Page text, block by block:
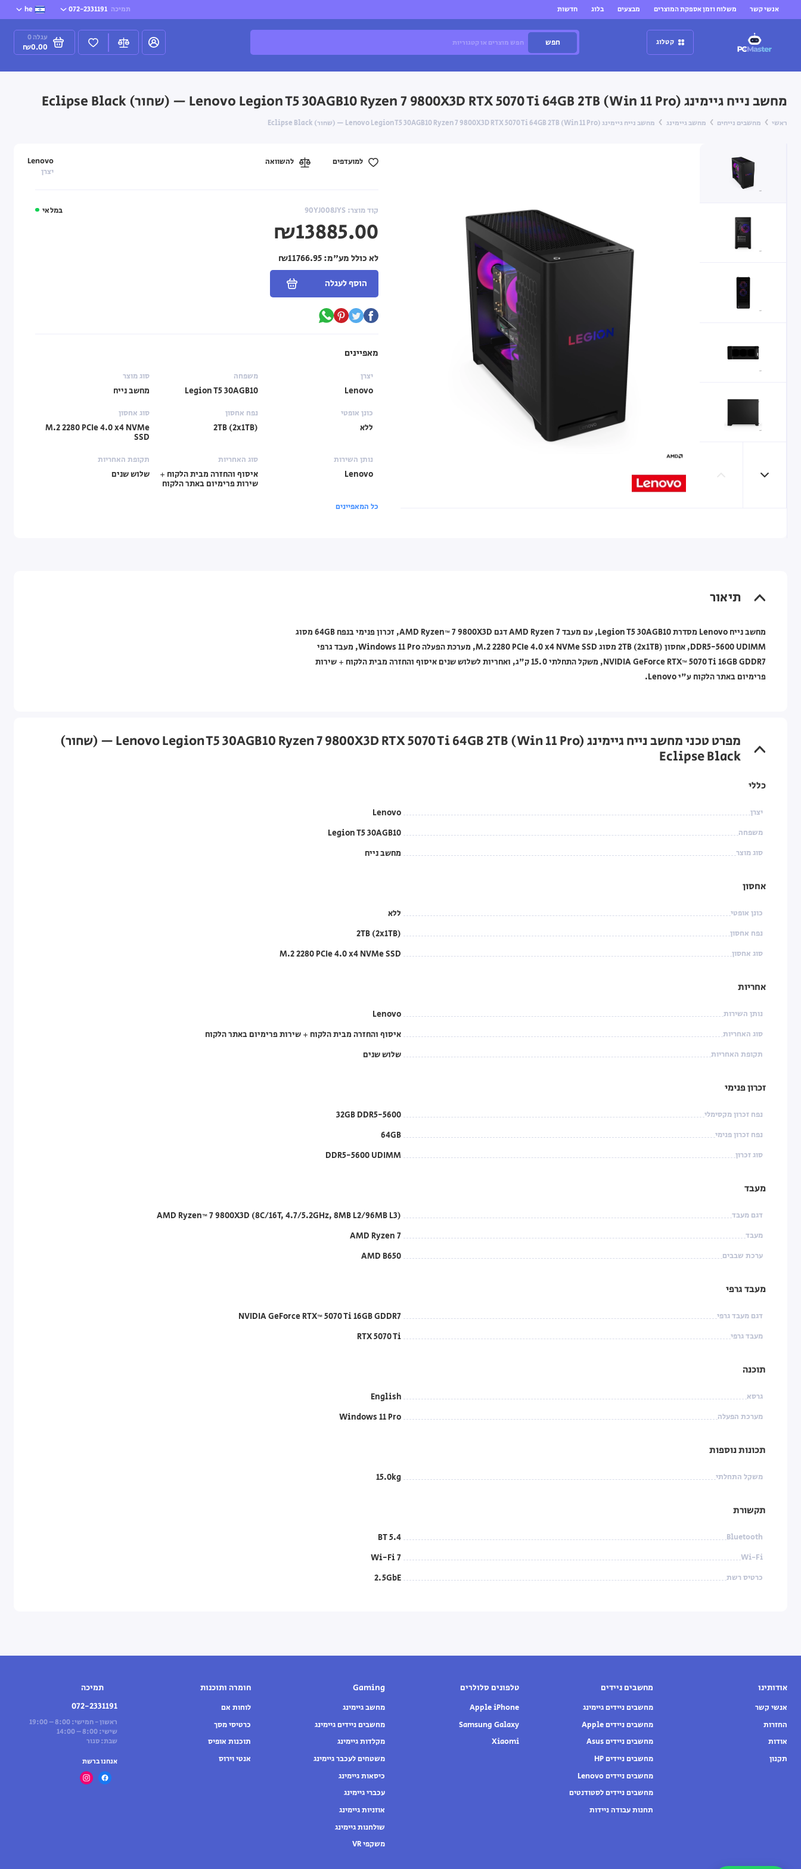
אנשי קשר משלוח וזמן אספקת המוצרים מבצעים בלוג חדשות תמיכה 072-2331191
he
קטלוג חפש עגלה 0
₪0.00
מחשב נייח גיימינג Lenovo Legion T5 30AGB10 Ryzen 7 9800X3D RTX 5070 Ti 64GB 2TB (Win 11 Pro) — (שחור) Eclipse Black
ראשי מחשבים נייחים מחשב גיימינג מחשב נייח גיימינג Lenovo Legion T5 30AGB10 Ryzen 7 9800X3D RTX 5070 Ti 64GB 2TB (Win 11 Pro) — (שחור) Eclipse Black
במלאי קוד מוצר: 90YJ008JYS
Lenovo
יצרן
₪13885.00
לא כולל מע"מ:
הוסף לעגלה
למועדפים להשוואה
מאפיינים
יצרן
Lenovo
משפחה
Legion T5 30AGB10
סוג מוצר
מחשב נייח
כונן אופטי
ללא
נפח אחסון
2TB (2x1TB)
סוג אחסון
M.2 2280 PCIe 4.0 x4 NVMe
SSD
נותן השירות
Lenovo
סוג האחריות
איסוף והחזרה מבית הלקוח +
שירות פרימיום באתר הלקוח
תקופת האחריות
שלוש שנים
כל המאפיינים
תיאור
מחשב נייח Lenovo מסדרת Legion T5 30AGB10, עם מעבד AMD Ryzen 7 דגם AMD Ryzen™ 7 9800X3D, זכרון פנימי בנפח 64GB מסוג
DDR5-5600 UDIMM, אחסון 2TB (2x1TB) מסוג M.2 2280 PCIe 4.0 x4 NVMe SSD, מערכת הפעלה Windows 11 Pro, מעבד גרפי
NVIDIA GeForce RTX™ 5070 Ti 16GB GDDR7, משקל התחלתי 15.0 ק"ג, ואחריות לשלוש שנים איסוף והחזרה מבית הלקוח + שירות
פרימיום באתר הלקוח ע"י Lenovo.
מפרט טכני מחשב נייח גיימינג Lenovo Legion T5 30AGB10 Ryzen 7 9800X3D RTX 5070 Ti 64GB 2TB (Win 11 Pro) — (שחור)
Eclipse Black
כללי
יצרן Lenovo
משפחה Legion T5 30AGB10
סוג מוצר מחשב נייח
אחסון
כונן אופטי ללא
נפח אחסון 2TB (2x1TB)
סוג אחסון M.2 2280 PCIe 4.0 x4 NVMe SSD
אחריות
נותן השירות Lenovo
סוג האחריות איסוף והחזרה מבית הלקוח + שירות פרימיום באתר הלקוח
תקופת האחריות שלוש שנים
זכרון פנימי
נפח זכרון מקסימלי 32GB DDR5-5600
נפח זכרון פנימי 64GB
סוג זכרון DDR5-5600 UDIMM
מעבד
דגם מעבד AMD Ryzen™ 7 9800X3D (8C/16T, 4.7/5.2GHz, 8MB L2/96MB L3)
מעבד AMD Ryzen 7
ערכת שבבים AMD B650
מעבד גרפי
דגם מעבד גרפי NVIDIA GeForce RTX™ 5070 Ti 16GB GDDR7
מעבד גרפי RTX 5070 Ti
תוכנה
גרסא English
מערכת הפעלה Windows 11 Pro
תכונות נוספות
משקל התחלתי 15.0kg
תקשורת
Bluetooth
BT 5.4
Wi-Fi
Wi-Fi 7
כרטיס רשת 2.5GbE
אודותינו
אנשי קשר
החזרות
אודות
תקנון
מחשבים ניידים
מחשבים ניידים גיימינג
מחשבים ניידים Apple
מחשבים ניידים Asus
מחשבים ניידים HP
מחשבים ניידים Lenovo
מחשבים ניידים לסטודנטים
תחנות עבודה ניידות
טלפונים סלולרים
Apple iPhone
Samsung Galaxy
Xiaomi
Gaming
מחשב גיימינג
מחשבים ניידים גיימינג
מקלדות גיימינג
משטחים לעכבר גיימינג
כיסאות גיימינג
עכברי גיימינג
אוזניות גיימינג
שולחנות גיימינג
משקפי VR
חומרה ותוכנות
לוחות אם
כרטיסי מסך
תוכנות אופיס
אנטי וירוס
תמיכה
072-2331191
ראשון - חמישי: 8:00 – 19:00
שישי: 8:00 – 14:00
שבת: סגור
אנחנו ברשת